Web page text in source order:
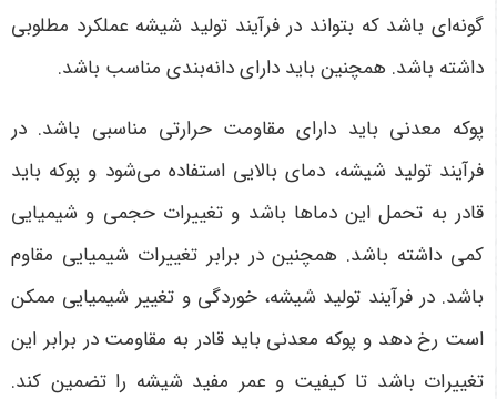
گونه‌ای باشد که بتواند در فرآیند تولید شیشه عملکرد مطلوبی
داشته باشد. همچنین باید دارای دانه‌بندی مناسب باشد.
پوکه معدنی باید دارای مقاومت حرارتی مناسبی باشد. در
فرآیند تولید شیشه، دمای بالایی استفاده می‌شود و پوکه باید
قادر به تحمل این دماها باشد و تغییرات حجمی و شیمیایی
کمی داشته باشد. همچنین در برابر تغییرات شیمیایی مقاوم
باشد. در فرآیند تولید شیشه، خوردگی و تغییر شیمیایی ممکن
است رخ دهد و پوکه معدنی باید قادر به مقاومت در برابر این
تغییرات باشد تا کیفیت و عمر مفید شیشه را تضمین کند.